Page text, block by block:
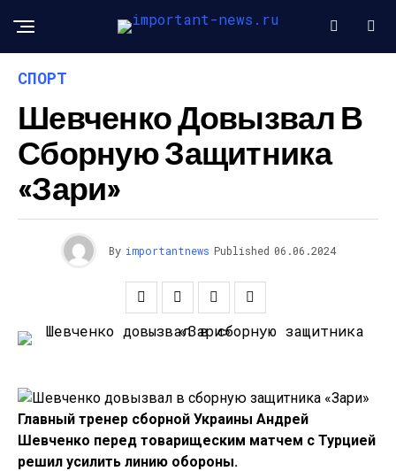
СПОРТ
Шевченко Довызвал В
Сборную Защитника
«Зари»
By importantnews Published 06.06.2024
Главный тренер сборной Украины Андрей
Шевченко перед товарищеским матчем с Турцией
решил усилить линию обороны.